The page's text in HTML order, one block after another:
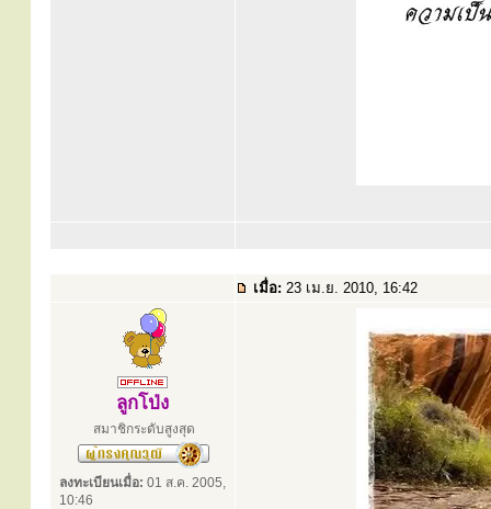
เมื่อ: 23 เม.ย. 2010, 16:42
ลูกโป่ง
สมาชิกระดับสูงสุด
ลงทะเบียนเมื่อ: 01 ส.ค. 2005,
10:46